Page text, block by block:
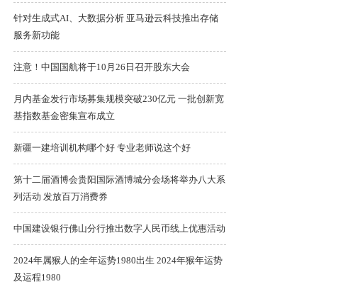
针对生成式AI、大数据分析 亚马逊云科技推出存储
服务新功能
注意！中国国航将于10月26日召开股东大会
月内基金发行市场募集规模突破230亿元 一批创新宽
基指数基金密集宣布成立
新疆一建培训机构哪个好 专业老师说这个好
第十二届酒博会贵阳国际酒博城分会场将举办八大系
列活动 发放百万消费券
中国建设银行佛山分行推出数字人民币线上优惠活动
2024年属猴人的全年运势1980出生 2024年猴年运势
及运程1980